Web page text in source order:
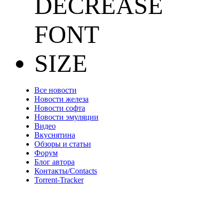
Все новости
Новости железа
Новости софта
Новости эмуляции
Видео
Вкуснятина
Обзоры и статьи
Форум
Блог автора
Контакты/Contacts
Torrent-Tracker